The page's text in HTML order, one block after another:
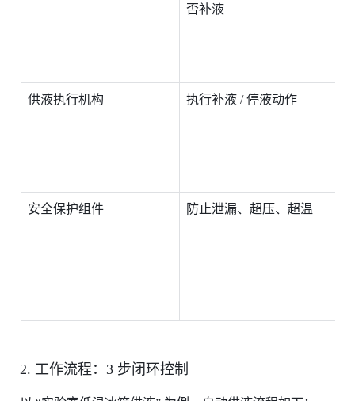
否补液
供液执行机构 执行补液 / 停液动作
安全保护组件 防止泄漏、超压、超温
2. 工作流程：3 步闭环控制